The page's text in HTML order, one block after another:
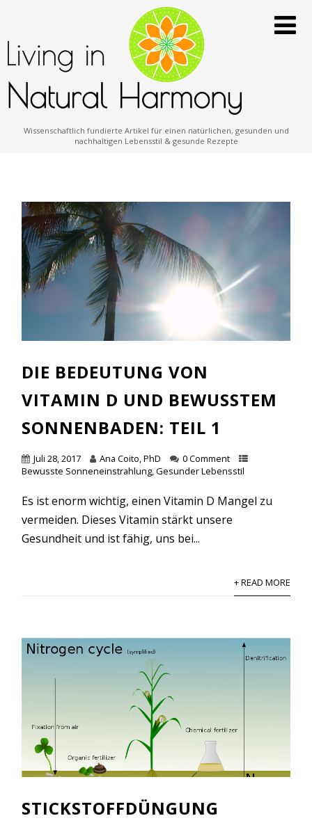
Wissenschaftlich fundierte Artikel für einen natürlichen, gesunden und
nachhaltigen Lebensstil & gesunde Rezepte
DIE BEDEUTUNG VON
VITAMIN D UND BEWUSSTEM
SONNENBADEN: TEIL 1
Juli 28, 2017 Ana Coito, PhD
0 Comment
Bewusste Sonneneinstrahlung,Gesunder Lebensstil
Es ist enorm wichtig, einen Vitamin D Mangel zu
vermeiden. Dieses Vitamin stärkt unsere
Gesundheit und ist fähig, uns bei...
+ READ MORE
STICKSTOFFDÜNGUNG